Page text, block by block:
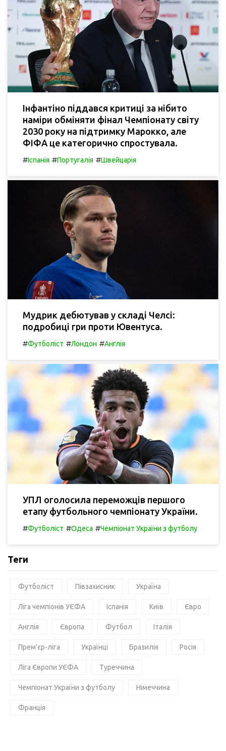
Інфантіно піддався критиці за нібито
наміри обміняти фінал Чемпіонату світу
2030 року на підтримку Марокко, але
ФІФА це категорично спростувала.
#Іспанія #Португалія #Швейцарія
Мудрик дебютував у складі Челсі:
подробиці гри проти Ювентуса.
#Футболіст #Лондон #Англія
УПЛ оголосила переможців першого
етапу футбольного чемпіонату України.
#Футболіст #Одеса #Чемпіонат України з футболу
Теги
Футболіст Півзахисник Україна
Ліга чемпіонів УЄФА Іспанія Київ Євро
Англія Європа Футбол Італія
Прем'єр-ліга Українці Бразилія Росія
Ліга Європи УЄФА Туреччина
Чемпіонат України з футболу Німеччина
Франція